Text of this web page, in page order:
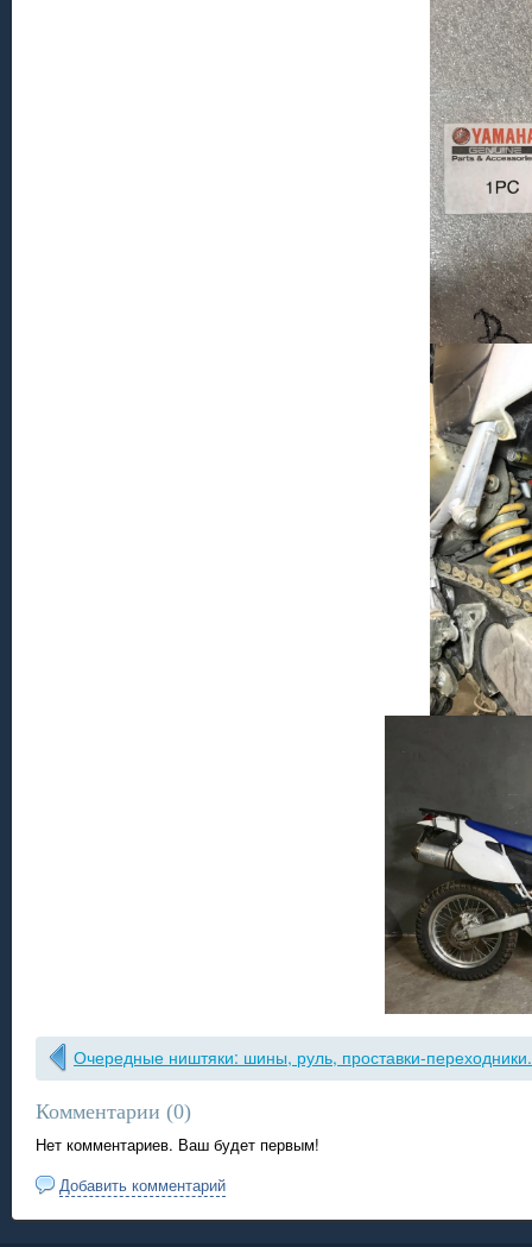
Очередные ништяки: шины, руль, проставки-
Комментарии (0)
Нет комментариев. Ваш будет первым!
Добавить комментарий